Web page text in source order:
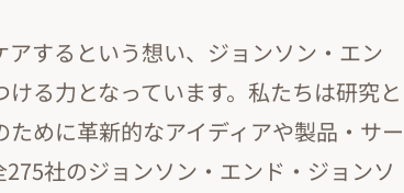
するという想い、ジョンソン・エン
る力となっています。私たちは研究と
めに革新的なアイディアや製品・サー
社のジョンソン・エンド・ジョンソ